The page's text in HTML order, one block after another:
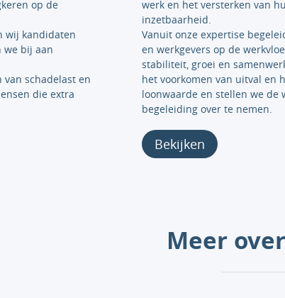
op de
wij kandidaten
we bij aan
schadelast en
die extra
werk en het versterken van
inzetbaarheid.
Vanuit onze expertise
en werkgevers op de
stabiliteit, groei en
het voorkomen van uitval en
loonwaarde en stellen we de
begeleiding over te nemen.
Bekijken
Meer